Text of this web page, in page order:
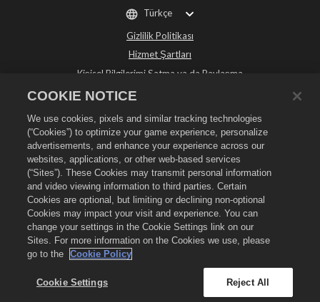
Gizlilik Politikası
Hizmet Şartları
Kişisel Bilgilerimi Satma ya da Paylaşma
Para İadesi Politikası
Mağaza Desteği
Oyun Desteği
Çerez Ayarları
©2026Social Point S.L. Dragon City ve Dragon City logosu Social Point S.L.
şirketinin ticari markalarıdır. Tüm hakları saklıdır. Dragon City Mağazası
Zynga, Inc. tarafından işletilmektedir. Teklifler sadece Dragon City'de oyun
içinde geçerlidir. Teklif kullanılabilirliği ve fiyatlandırma bölgeye göre
değişir.
Türkçe
COOKIE NOTICE
We use cookies, pixels and similar tracking technologies
(“Cookies”) to optimize your game experience, personalize
advertisements, and enhance your experience across our
websites, applications, or other web-based services
(“Sites”). These Cookies may transmit personal information
and video viewing information to third parties. Certain
Cookies are optional, but limiting or declining non-optional
Cookies may impact your visit and experience. You can
change your settings in the Cookie Settings link on our
Sites. For more information on the Cookies we use, please
go to the
Cookie Policy
Cookie Settings Reject All